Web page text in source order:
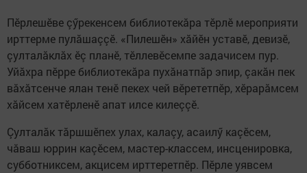
Пӗрлешӗве çӳрекенсем библиотекăра тӗрлӗ мероприяти
ирттерме пулӑшаççӗ. «Пилешӗн» хӑйӗн уставӗ, девизӗ,
çулталӑклӑх ӗç планӗ, тӗллевӗсемпе задачисем пур.
Уйӑхра пӗрре библиотекӑра пухӑнатпӑр эпир, çакăн пек
вăхăтсенче ялан тенӗ пекех чей вӗрететпӗр, хӗрарăмсем
хӑйсем хатӗрленӗ апат илсе килеççӗ.
Çулталӑк тăршшӗпех улах, калаçу, асаилӳ каçӗсем,
чӑваш юррин каçӗсем, мастер-классем, инсценировка,
субботниксем, акцисем ирттеретпӗр. Пӗрле уявсем